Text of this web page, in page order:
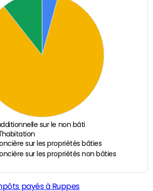
sur le non bâti
sur les propriétés bâties
sur les propriétés non bâties
payés à Ruppes